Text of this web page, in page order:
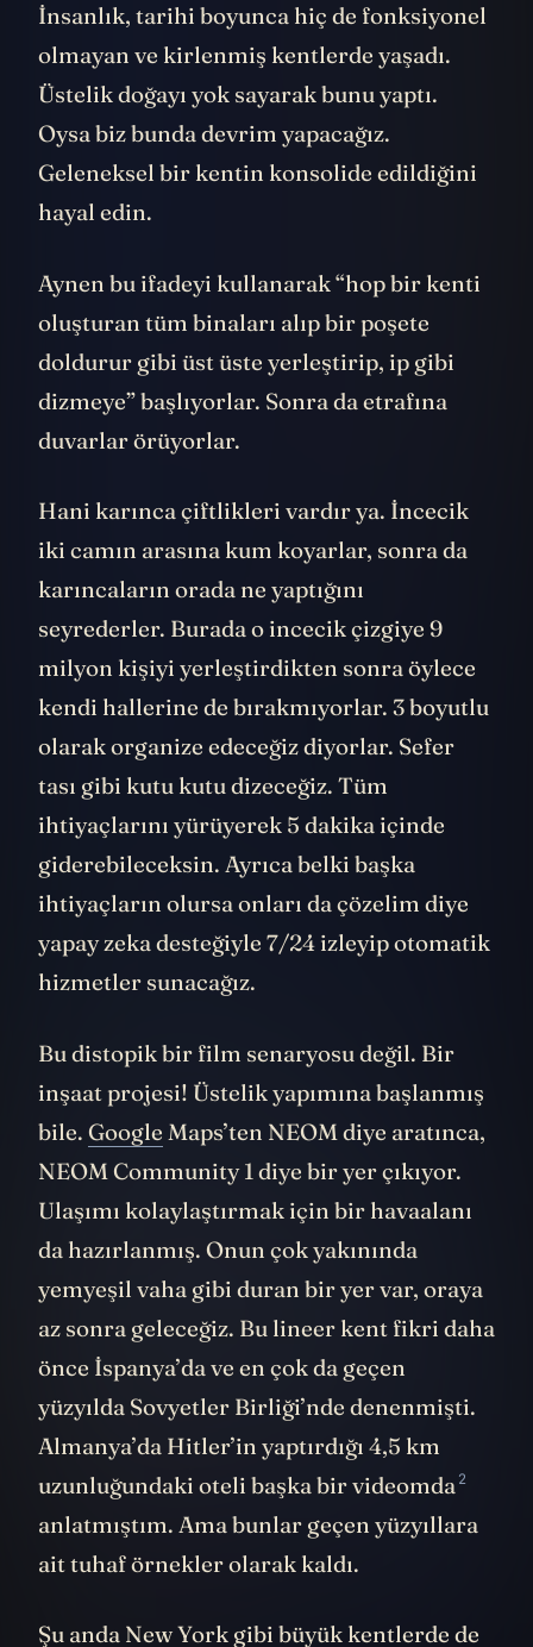
İnsanlık, tarihi boyunca hiç de fonksiyonel
olmayan ve kirlenmiş kentlerde yaşadı.
Üstelik doğayı yok sayarak bunu yaptı.
Oysa biz bunda devrim yapacağız.
Geleneksel bir kentin konsolide edildiğini
hayal edin.
Aynen bu ifadeyi kullanarak “hop bir kenti
oluşturan tüm binaları alıp bir poşete
doldurur gibi üst üste yerleştirip, ip gibi
dizmeye” başlıyorlar. Sonra da etrafına
duvarlar örüyorlar.
Hani karınca çiftlikleri vardır ya. İncecik
iki camın arasına kum koyarlar, sonra da
karıncaların orada ne yaptığını
seyrederler. Burada o incecik çizgiye 9
milyon kişiyi yerleştirdikten sonra öylece
kendi hallerine de bırakmıyorlar. 3 boyutlu
olarak organize edeceğiz diyorlar. Sefer
tası gibi kutu kutu dizeceğiz. Tüm
ihtiyaçlarını yürüyerek 5 dakika içinde
giderebileceksin. Ayrıca belki başka
ihtiyaçların olursa onları da çözelim diye
yapay zeka desteğiyle 7/24 izleyip otomatik
hizmetler sunacağız.
Bu distopik bir film senaryosu değil. Bir
inşaat projesi! Üstelik yapımına başlanmış
bile. Google Maps’ten NEOM diye aratınca,
NEOM Community 1 diye bir yer çıkıyor.
Ulaşımı kolaylaştırmak için bir havaalanı
da hazırlanmış. Onun çok yakınında
yemyeşil vaha gibi duran bir yer var, oraya
az sonra geleceğiz. Bu lineer kent fikri daha
önce İspanya’da ve en çok da geçen
yüzyılda Sovyetler Birliği’nde denenmişti.
Almanya’da Hitler’in yaptırdığı 4,5 km
uzunluğundaki oteli başka birvideomda 2
anlatmıştım. Ama bunlar geçen yüzyıllara
ait tuhaf örnekler olarak kaldı.
Şu anda New York gibi büyük kentlerde de